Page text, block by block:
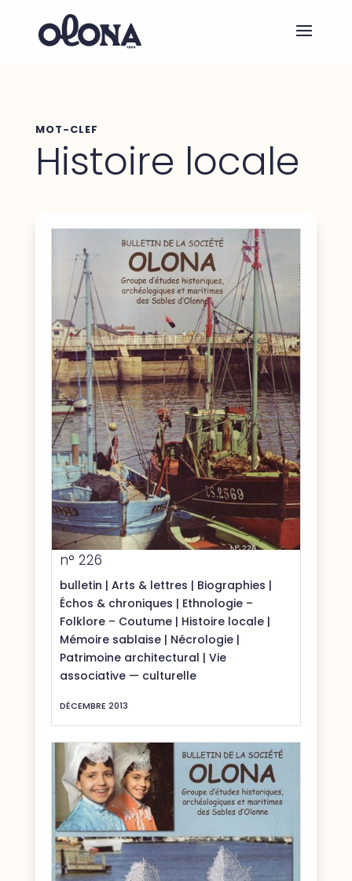
MOT-CLEF
Histoire locale
n° 226
bulletin | Arts & lettres | Biographies |
Échos & chroniques | Ethnologie –
Folklore – Coutume| Histoire locale|
Mémoire sablaise| Nécrologie|
Patrimoine architectural | Vie
associative — culturelle
DÉCEMBRE 2013